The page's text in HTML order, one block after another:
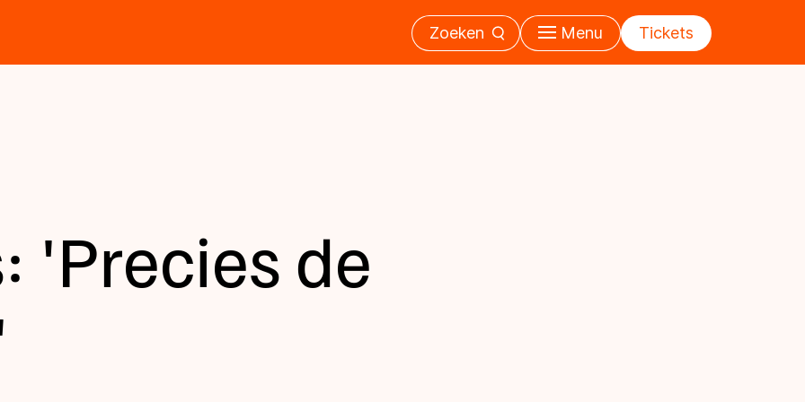
Zoeken Menu Tickets
'Precies de